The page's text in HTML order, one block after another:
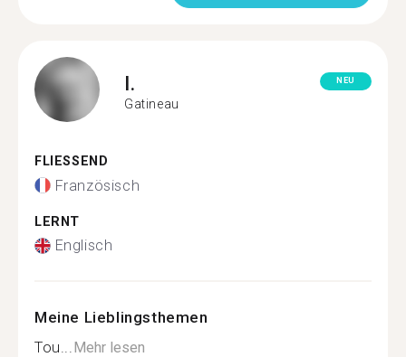
I.
Gatineau
NEU
FLIESSEND
Französisch
LERNT
Englisch
Meine Lieblingsthemen
Tou...Mehr lesen